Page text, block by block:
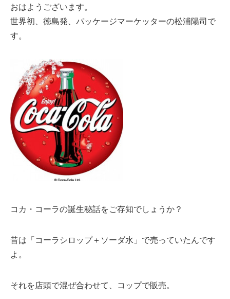
おはようございます。
世界初、徳島発、パッケージマーケッターの松浦陽司で
す。
コカ・コーラの誕生秘話をご存知でしょうか？
昔は「コーラシロップ＋ソーダ水」で売っていたんです
よ。
それを店頭で混ぜ合わせて、コップで販売。